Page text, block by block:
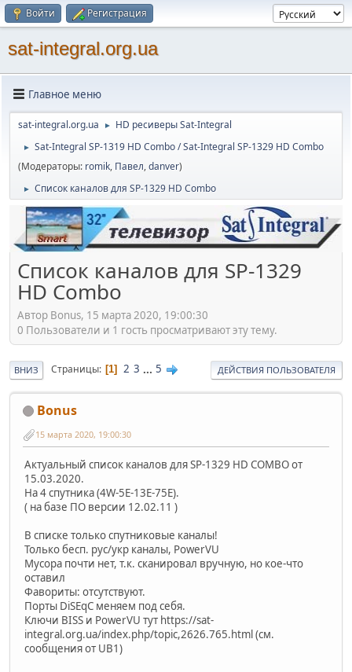
Войти Регистрация
sat-integral.org.ua
Главное меню
sat-integral.org.ua ► HD ресиверы Sat-Integral
►
Sat-Integral SP-1319 HD Combo / Sat-Integral SP-1329 HD Combo
(Модераторы: romik, Павел,danver)
► Список каналов для SP-1329 HD Combo
Список каналов для SP-1329
HD Combo
Автор Bonus, 15 марта 2020, 19:00:30
0 Пользователи и 1 гость просматривают эту тему.
ВНИЗ Страницы 1 2 3 ... 5 ДЕЙСТВИЯ ПОЛЬЗОВАТЕЛЯ
Bonus
15 марта 2020, 19:00:30
Актуальный список каналов для SP-1329 HD COMBO от
15.03.2020.
На 4 спутника (4W-5E-13E-75E).
( на базе ПО версии 12.02.11 )
В списке только спутниковые каналы!
Только бесп. рус/укр каналы, PowerVU
Мусора почти нет, т.к. сканировал вручную, но кое-что
оставил
Фавориты: отсутствуют.
Порты DiSEqC меняем под себя.
Ключи BISS и PowerVU тут https://sat-
integral.org.ua/index.php/topic,2626.765.html (см.
сообщения от UB1)